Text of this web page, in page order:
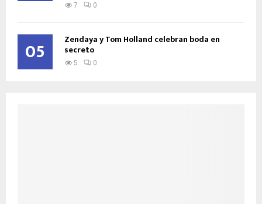
7 0
05 Zendaya y Tom Holland celebran boda en
secreto
5 0